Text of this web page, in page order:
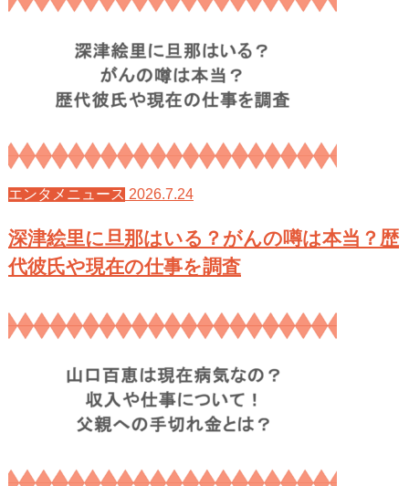
エンタメニュース 2026.7.24
深津絵里に旦那はいる？がんの噂は本当？歴
代彼氏や現在の仕事を調査